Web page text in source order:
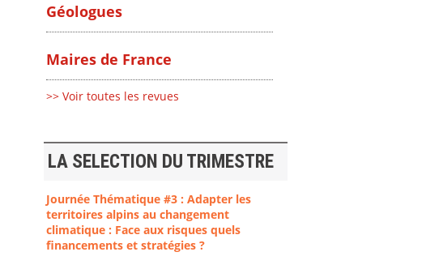
Géologues
Maires de France
>> Voir toutes les revues
LA SELECTION DU TRIMESTRE
Journée Thématique #3 : Adapter les
territoires alpins au changement
climatique : Face aux risques quels
financements et stratégies ?